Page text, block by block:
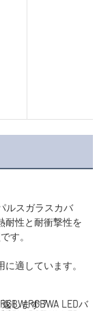
ルスガラスカバ
耐性と耐衝撃性を